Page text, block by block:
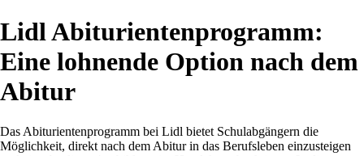
Lidl Abiturientenprogramm:
Eine lohnende Option nach dem
Abitur
Das Abiturientenprogramm bei Lidl bietet Schulabgängern die
Möglichkeit, direkt nach dem Abitur in das Berufsleben einzusteigen